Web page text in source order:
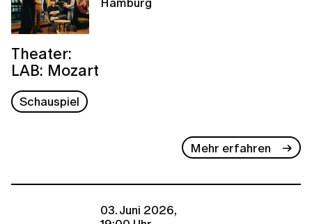
Theater:
LAB: Mozart
Schauspiel
Mehr erfahren
03. Juni 2026,